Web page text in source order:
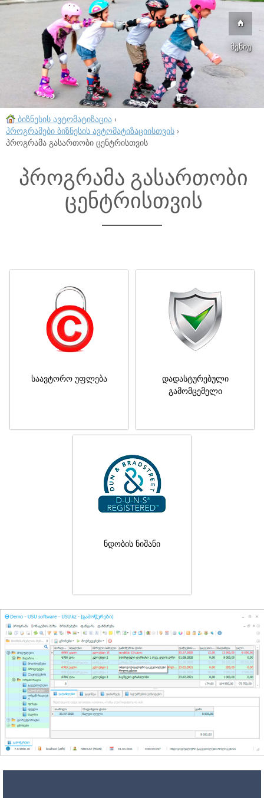
მენიუ
ბიზნესის ავტომატიზაცია ›
პროგრამები ბიზნესის ავტომატიზაციისთვის ›
პროგრამა გასართობი ცენტრისთვის
პროგრამა გასართობი
ცენტრისთვის
საავტორო უფლება
დადასტურებული
გამომცემელი
ნდობის ნიშანი